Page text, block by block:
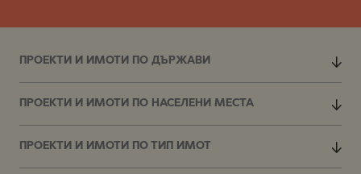
ПРОЕКТИ И ИМОТИ ПО ДЪРЖАВИ
ПРОЕКТИ И ИМОТИ ПО НАСЕЛЕНИ МЕСТА
ПРОЕКТИ И ИМОТИ ПО ТИП ИМОТ